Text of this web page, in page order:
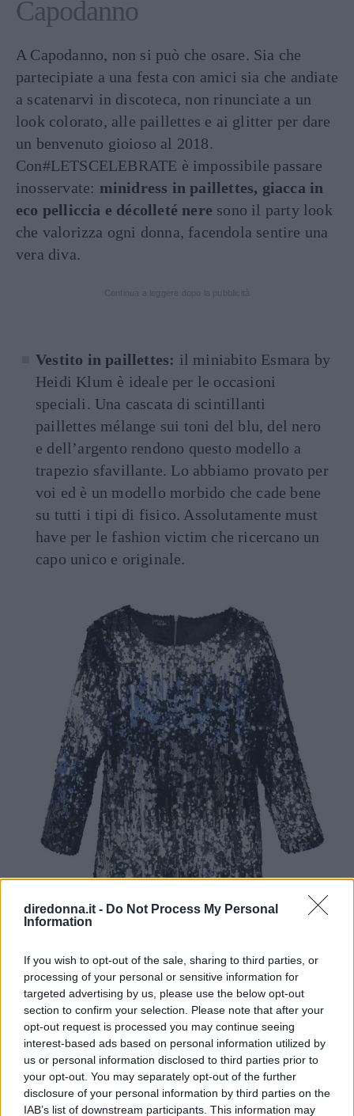
diredonna.it - Do Not Process My Personal
Information
If you wish to opt-out of the sale, sharing to third parties, or
processing of your personal or sensitive information for
targeted advertising by us, please use the below opt-out
section to confirm your selection. Please note that after your
opt-out request is processed you may continue seeing
interest-based ads based on personal information utilized by
us or personal information disclosed to third parties prior to
your opt-out. You may separately opt-out of the further
disclosure of your personal information by third parties on the
IAB’s list of downstream participants. This information may
Capodanno
A Capodanno, non si può che osare. Sia che
partecipiate a una festa con amici sia che andiate
a scatenarvi in discoteca, non rinunciate a un
look colorato, alle paillettes e ai glitter per dare
un benvenuto gioioso al 2018.
Con#LETSCELEBRATE è impossibile passare
inosservate: minidress in paillettes, giacca in
eco pelliccia e décolleté nere sono il party look
che valorizza ogni donna, facendola sentire una
vera diva.
Vestito in paillettes: il miniabito Esmara by
Heidi Klum è ideale per le occasioni
speciali. Una cascata di scintillanti
paillettes mélange sui toni del blu, del nero
e dell’argento rendono questo modello a
trapezio sfavillante. Lo abbiamo provato per
voi ed è un modello morbido che cade bene
su tutti i tipi di fisico. Assolutamente must
have per le fashion victim che ricercano un
capo unico e originale.
Giacca in eco-pelliccia:dall’allure rock,
questa giacca Esmara by Heidi Klum è
estremamente cool e grintosa, per un look
assolutamente d’impatto. Un capospalla dal